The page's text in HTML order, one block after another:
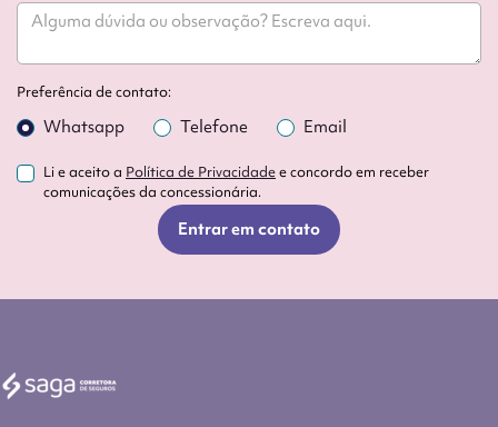
Preferência de contato:
Whatsapp Telefone Email
Li e aceito a Política de Privacidadee concordo em receber
comunicações da concessionária.
Entrar em contato